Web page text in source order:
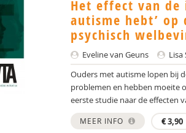
Het effect van de
autisme hebt’
psychisch
Eveline van Geuns Lisa
Ouders met autisme lopen bij
problemen en hebben moeite
eerste studie naar de effecten
MEER INFO €3,90